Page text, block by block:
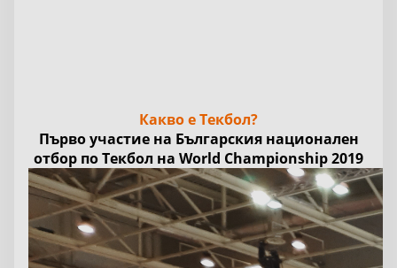
Какво е Текбол?
Първо участие на Българския национален
отбор по Текбол на World Championship 2019